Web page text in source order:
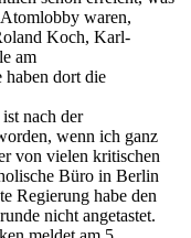
waren,
Koch, Karl-
am
dort die
nach der
wenn ich ganz
von vielen kritischen
Büro in Berlin
Regierung habe den
nicht angetastet.